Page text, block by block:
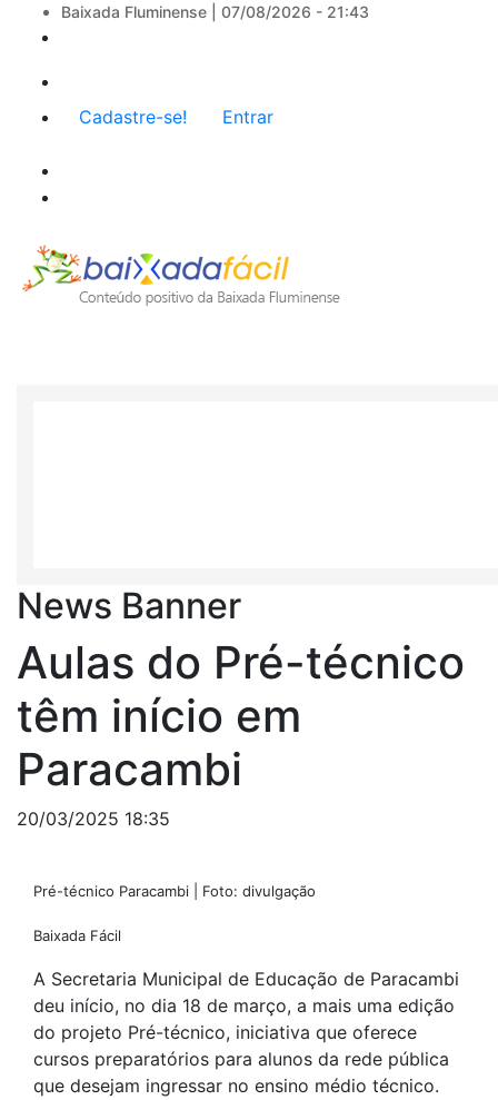
Baixada Fluminense | 07/08/2026 - 21:43
Menu
de
usuário
Cadastre-se! Entrar
News Banner
Aulas do Pré-técnico
têm início em
Paracambi
20/03/2025 18:35
Pré-técnico Paracambi | Foto: divulgação
Baixada Fácil
A Secretaria Municipal de Educação de Paracambi
deu início, no dia 18 de março, a mais uma edição
do projeto Pré-técnico, iniciativa que oferece
cursos preparatórios para alunos da rede pública
que desejam ingressar no ensino médio técnico.